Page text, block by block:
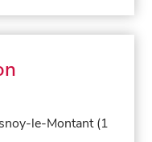
le-Montant (1